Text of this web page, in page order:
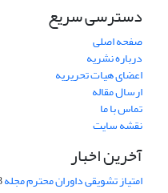
دسترسی سریع
صفحه اصلی
درباره نشریه
اعضای هیات تحریریه
ارسال مقاله
تماس با ما
نقشه سایت
آخرین اخبار
امتیاز تشویقی داوران محترم مجله